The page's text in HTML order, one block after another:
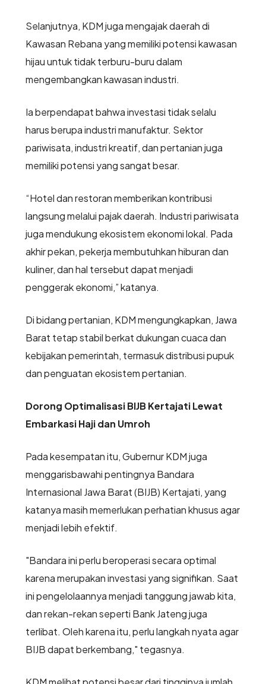
Selanjutnya, KDM juga mengajak daerah di
Kawasan Rebana yang memiliki potensi kawasan
hijau untuk tidak terburu-buru dalam
mengembangkan kawasan industri.
Ia berpendapat bahwa investasi tidak selalu
harus berupa industri manufaktur. Sektor
pariwisata, industri kreatif, dan pertanian juga
memiliki potensi yang sangat besar.
“Hotel dan restoran memberikan kontribusi
langsung melalui pajak daerah. Industri pariwisata
juga mendukung ekosistem ekonomi lokal. Pada
akhir pekan, pekerja membutuhkan hiburan dan
kuliner, dan hal tersebut dapat menjadi
penggerak ekonomi,” katanya.
Di bidang pertanian, KDM mengungkapkan, Jawa
Barat tetap stabil berkat dukungan cuaca dan
kebijakan pemerintah, termasuk distribusi pupuk
dan penguatan ekosistem pertanian.
Dorong Optimalisasi BIJB Kertajati Lewat
Embarkasi Haji dan Umroh
Pada kesempatan itu, Gubernur KDM juga
menggarisbawahi pentingnya Bandara
Internasional Jawa Barat (BIJB) Kertajati, yang
katanya masih memerlukan perhatian khusus agar
menjadi lebih efektif.
"Bandara ini perlu beroperasi secara optimal
karena merupakan investasi yang signifikan. Saat
ini pengelolaannya menjadi tanggung jawab kita,
dan rekan-rekan seperti Bank Jateng juga
terlibat. Oleh karena itu, perlu langkah nyata agar
BIJB dapat berkembang," tegasnya.